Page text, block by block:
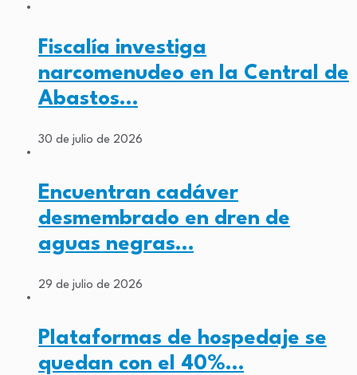
Fiscalía investiga
narcomenudeo en la Central de
Abastos…
30 de julio de 2026
Encuentran cadáver
desmembrado en dren de
aguas negras…
29 de julio de 2026
Plataformas de hospedaje se
quedan con el 40%…